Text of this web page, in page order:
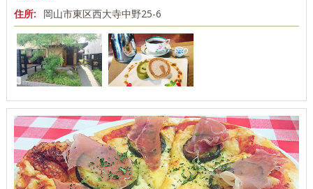
住所:
岡山市東区西大寺中野25-6